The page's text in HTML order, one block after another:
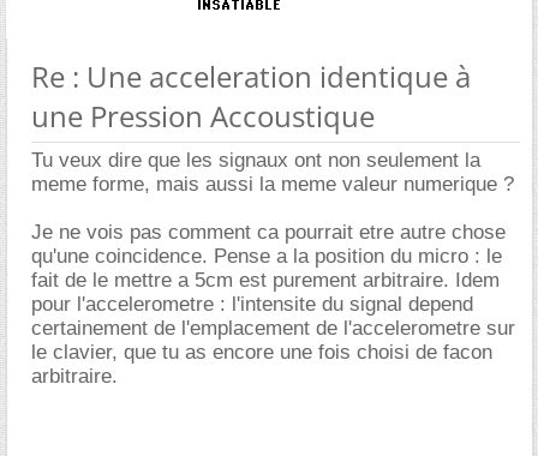
Re : Une acceleration identique à
une Pression Accoustique
Tu veux dire que les signaux ont non seulement la
meme forme, mais aussi la meme valeur numerique ?
Je ne vois pas comment ca pourrait etre autre chose
qu'une coincidence. Pense a la position du micro : le
fait de le mettre a 5cm est purement arbitraire. Idem
pour l'accelerometre : l'intensite du signal depend
certainement de l'emplacement de l'accelerometre sur
le clavier, que tu as encore une fois choisi de facon
arbitraire.